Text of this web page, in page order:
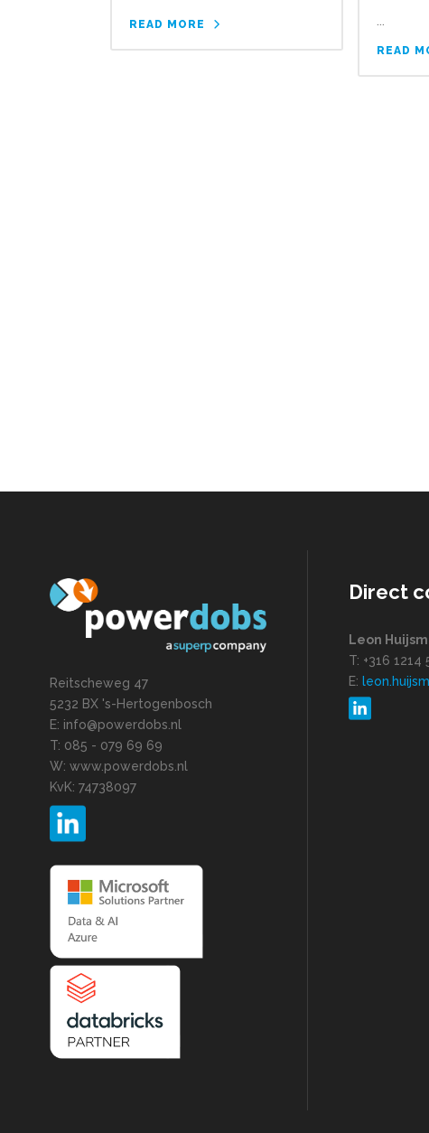
READ MORE
READ
Reitscheweg 47
5232 BX 's-Hertogenbosch
E: info@powerdobs.nl
T: 085 - 079 69 69
W: www.powerdobs.nl
KvK: 74738097
Direct
Leon
T: +316 1214
E: